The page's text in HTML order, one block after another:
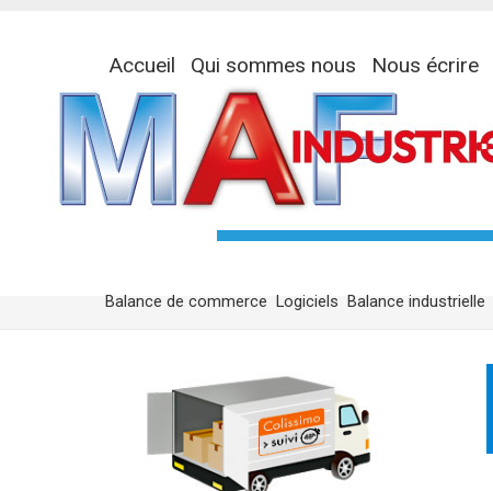
Accueil Qui sommes nous Nous écrire
Balance de commerce Logiciels Balance industrielle